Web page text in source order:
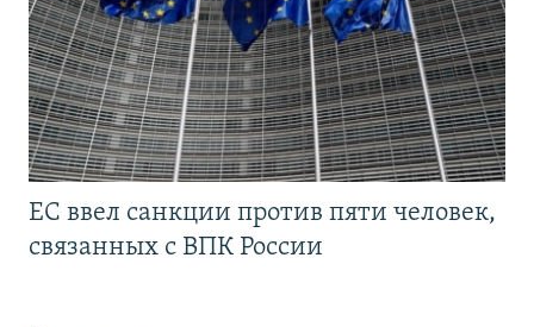
ЕС ввел санкции против пяти человек,
связанных с ВПК России